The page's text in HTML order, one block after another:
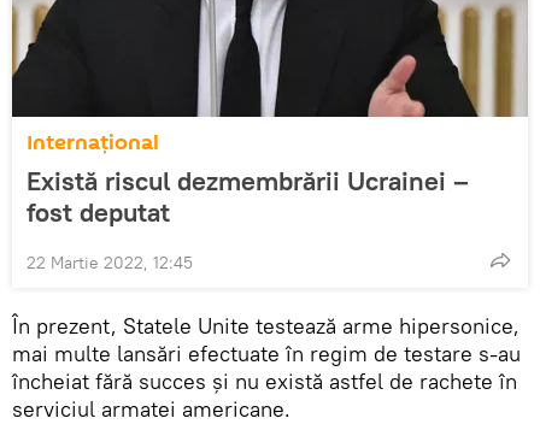
Internaţional
Există riscul dezmembrării Ucrainei –
fost deputat
22 Martie 2022, 12:45
În prezent, Statele Unite testează arme hipersonice,
mai multe lansări efectuate în regim de testare s-au
încheiat fără succes și nu există astfel de rachete în
serviciul armatei americane.